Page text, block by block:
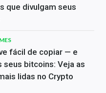
que divulgam seus
fácil de copiar — e
seus bitcoins: Veja as
lidas no Crypto